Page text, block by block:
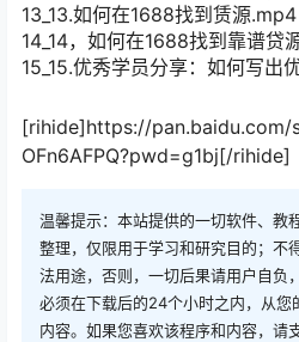
13_13.如何在1688找到赁源.mp4
14_14，如何在1688找到靠谱贷
15_15.优秀学员分享：如何写出
[rihide]https://pan.baidu.com/
OFn6AFPQ?pwd=g1bj[/rihide]
温馨提示：本站提供的一切软件、教
整理，仅限用于学习和研究目的；不
法用途，否则，一切后果请用户自负
必须在下载后的24个小时之内，从您
内容。如果您喜欢该程序和内容，请